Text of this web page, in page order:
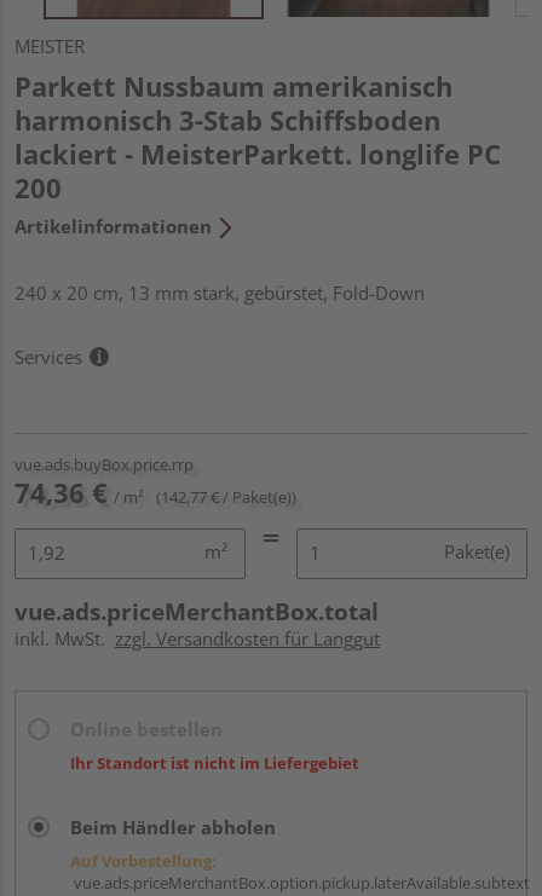
MEISTER
Parkett Nussbaum amerikanisch
harmonisch 3-Stab Schiffsboden
lackiert - MeisterParkett. longlife PC
200
Artikelinformationen
240 x 20 cm, 13 mm stark, gebürstet, Fold-Down
Services
vue.ads.buyBox.price.rrp
74,36 € / m² (142,77 € / Paket(e))
m² Paket(e)
vue.ads.priceMerchantBox.total
inkl. MwSt. zzgl. Versandkosten für Langgut
Ihr Standort ist nicht im Liefergebiet
Beim Händler abholen
Auf Vorbestellung:
vue.ads.priceMerchantBox.option.pickup.laterAvailable.subtext